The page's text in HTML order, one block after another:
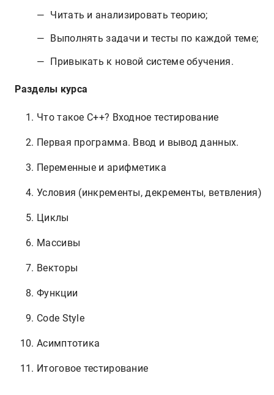
Читать и анализировать теорию;
Выполнять задачи и тесты по каждой теме;
Привыкать к новой системе обучения.
Разделы курса
Что такое C++? Входное тестирование
Первая программа. Ввод и вывод данных.
Переменные и арифметика
Условия (инкременты, декременты, ветвления)
Циклы
Массивы
Векторы
Функции
Code Style
Асимптотика
Итоговое тестирование